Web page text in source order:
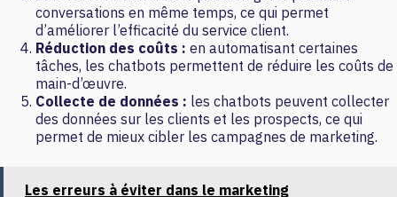
conversations en même temps, ce qui permet
d’améliorer l’efficacité du service client.
Réduction des coûts : en automatisant certaines
tâches, les chatbots permettent de réduire les coûts de
main-d’œuvre.
Collecte de données : les chatbots peuvent collecter
des données sur les clients et les prospects, ce qui
permet de mieux cibler les campagnes de marketing.
Les erreurs à éviter dans le marketing